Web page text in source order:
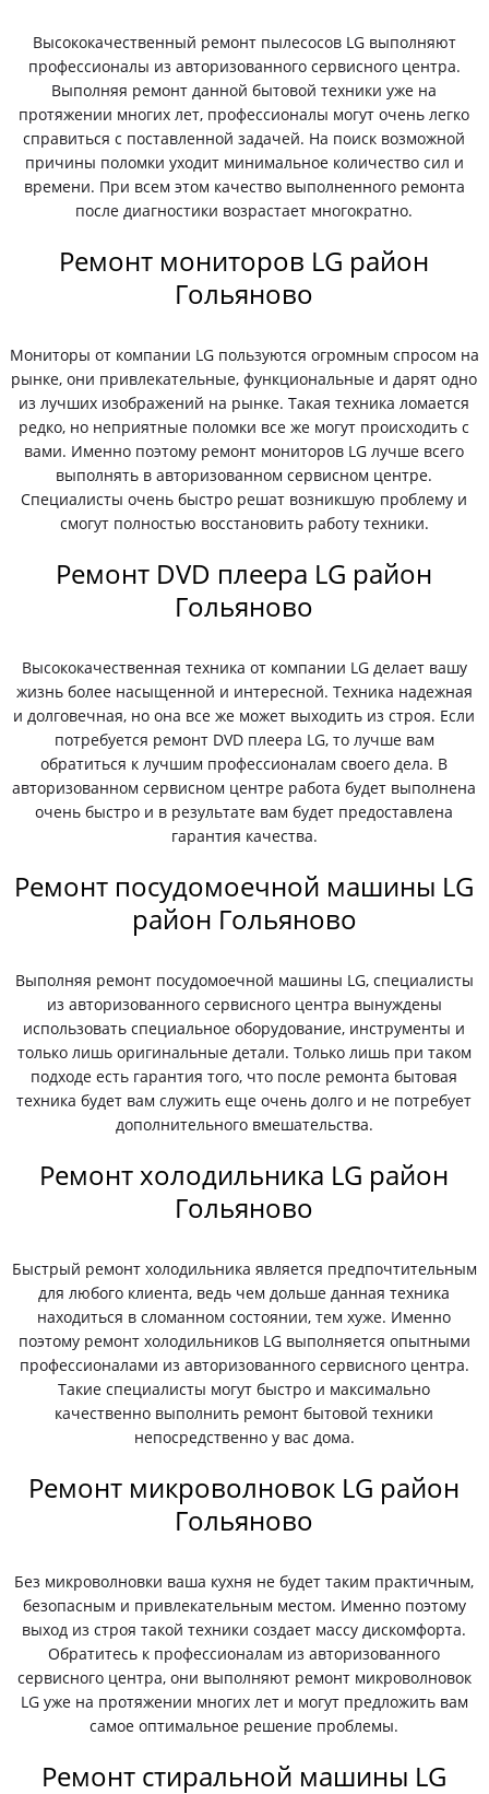
Высококачественный ремонт пылесосов LG выполняют
профессионалы из авторизованного сервисного центра.
Выполняя ремонт данной бытовой техники уже на
протяжении многих лет, профессионалы могут очень легко
справиться с поставленной задачей. На поиск возможной
причины поломки уходит минимальное количество сил и
времени. При всем этом качество выполненного ремонта
после диагностики возрастает многократно.
Ремонт мониторов LG район
Гольяново
Мониторы от компании LG пользуются огромным спросом на
рынке, они привлекательные, функциональные и дарят одно
из лучших изображений на рынке. Такая техника ломается
редко, но неприятные поломки все же могут происходить с
вами. Именно поэтому ремонт мониторов LG лучше всего
выполнять в авторизованном сервисном центре.
Специалисты очень быстро решат возникшую проблему и
смогут полностью восстановить работу техники.
Ремонт DVD плеера LG район
Гольяново
Высококачественная техника от компании LG делает вашу
жизнь более насыщенной и интересной. Техника надежная
и долговечная, но она все же может выходить из строя. Если
потребуется ремонт DVD плеера LG, то лучше вам
обратиться к лучшим профессионалам своего дела. В
авторизованном сервисном центре работа будет выполнена
очень быстро и в результате вам будет предоставлена
гарантия качества.
Ремонт посудомоечной машины LG
район Гольяново
Выполняя ремонт посудомоечной машины LG, специалисты
из авторизованного сервисного центра вынуждены
использовать специальное оборудование, инструменты и
только лишь оригинальные детали. Только лишь при таком
подходе есть гарантия того, что после ремонта бытовая
техника будет вам служить еще очень долго и не потребует
дополнительного вмешательства.
Ремонт холодильника LG район
Гольяново
Быстрый ремонт холодильника является предпочтительным
для любого клиента, ведь чем дольше данная техника
находиться в сломанном состоянии, тем хуже. Именно
поэтому ремонт холодильников LG выполняется опытными
профессионалами из авторизованного сервисного центра.
Такие специалисты могут быстро и максимально
качественно выполнить ремонт бытовой техники
непосредственно у вас дома.
Ремонт микроволновок LG район
Гольяново
Без микроволновки ваша кухня не будет таким практичным,
безопасным и привлекательным местом. Именно поэтому
выход из строя такой техники создает массу дискомфорта.
Обратитесь к профессионалам из авторизованного
сервисного центра, они выполняют ремонт микроволновок
LG уже на протяжении многих лет и могут предложить вам
самое оптимальное решение проблемы.
Ремонт стиральной машины LG